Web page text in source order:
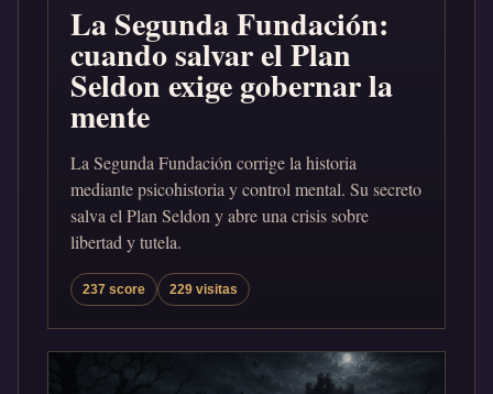
La Segunda Fundación:
cuando salvar el Plan
Seldon exige gobernar la
mente
La Segunda Fundación corrige la historia
mediante psicohistoria y control mental. Su secreto
salva el Plan Seldon y abre una crisis sobre
libertad y tutela.
237 score 229 visitas